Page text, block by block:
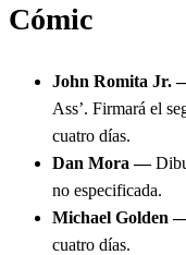
Cómic
John Romita Jr.
Ass’. Firmará el
cuatro días.
Dan Mora —
no especificada.
Michael Golden
cuatro días.